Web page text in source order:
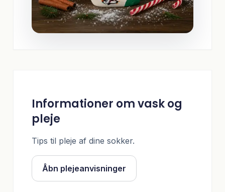
Informationer om vask og
pleje
Tips til pleje af dine sokker.
Åbn plejeanvisninger